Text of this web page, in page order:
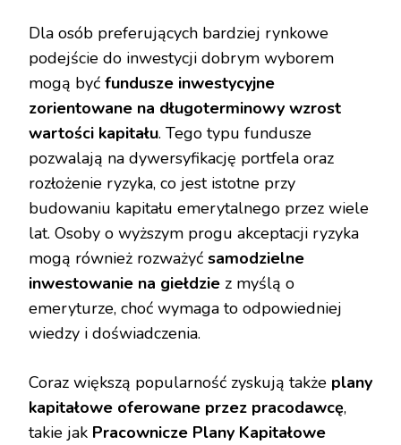
Dla osób preferujących bardziej rynkowe
podejście do inwestycji dobrym wyborem
mogą być fundusze inwestycyjne
zorientowane na długoterminowy wzrost
wartości kapitału. Tego typu fundusze
pozwalają na dywersyfikację portfela oraz
rozłożenie ryzyka, co jest istotne przy
budowaniu kapitału emerytalnego przez wiele
lat. Osoby o wyższym progu akceptacji ryzyka
mogą również rozważyć samodzielne
inwestowanie na giełdzie z myślą o
emeryturze, choć wymaga to odpowiedniej
wiedzy i doświadczenia.
Coraz większą popularność zyskują także plany
kapitałowe oferowane przez pracodawcę,
takie jak Pracownicze Plany Kapitałowe